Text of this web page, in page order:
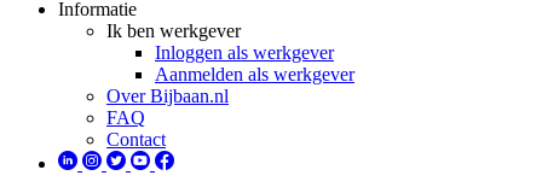
Informatie
Ik ben werkgever
Inloggen als werkgever
Aanmelden als werkgever
Over Bijbaan.nl
FAQ
Contact